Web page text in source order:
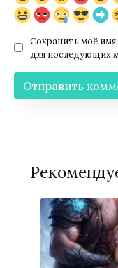
Сохранить моё
для последующих